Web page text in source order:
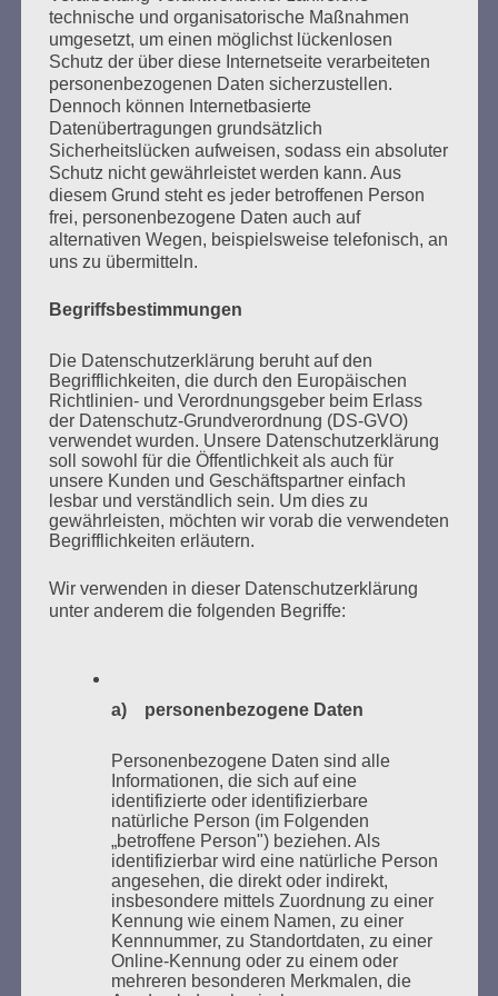
Freiheit, Gleichheit, Brüderlichkeit – und
Schwesterlichkeit.
Esther Bejarano - 26. Januar 2020
NACH:
MARATHONLESUNG AUS DEN
VERBRANNTEN BÜCHERN
Zum 26. Mal gibt es eine Marathonlesung anlässlich
Kaifu-Ufer – genau an dem Ort, wo im Mai 1933 NS-
Studentenorganisationen und Burschenschaftler
Bücher verbrannten.
Weitere Informationen:lesezeichen-setzen.de
GEDENKEN UND ERINNERN BEGINNT IN
technische und organisatorische Maßnahmen
umgesetzt, um einen möglichst lückenlosen
Schutz der über diese Internetseite verarbeiteten
personenbezogenen Daten sicherzustellen.
Dennoch können Internetbasierte
Datenübertragungen grundsätzlich
Sicherheitslücken aufweisen, sodass ein absoluter
Schutz nicht gewährleistet werden kann. Aus
diesem Grund steht es jeder betroffenen Person
frei, personenbezogene Daten auch auf
alternativen Wegen, beispielsweise telefonisch, an
uns zu übermitteln.
Begriffsbestimmungen
Die Datenschutzerklärung beruht auf den
Begrifflichkeiten, die durch den Europäischen
Richtlinien- und Verordnungsgeber beim Erlass
der Datenschutz-Grundverordnung (DS-GVO)
verwendet wurden. Unsere Datenschutzerklärung
soll sowohl für die Öffentlichkeit als auch für
unsere Kunden und Geschäftspartner einfach
lesbar und verständlich sein. Um dies zu
gewährleisten, möchten wir vorab die verwendeten
Begrifflichkeiten erläutern.
Wir verwenden in dieser Datenschutzerklärung
unter anderem die folgenden Begriffe:
a) personenbezogene Daten
Personenbezogene Daten sind alle
Informationen, die sich auf eine
identifizierte oder identifizierbare
natürliche Person (im Folgenden
„betroffene Person") beziehen. Als
identifizierbar wird eine natürliche Person
angesehen, die direkt oder indirekt,
insbesondere mittels Zuordnung zu einer
Kennung wie einem Namen, zu einer
Kennnummer, zu Standortdaten, zu einer
Online-Kennung oder zu einem oder
mehreren besonderen Merkmalen, die